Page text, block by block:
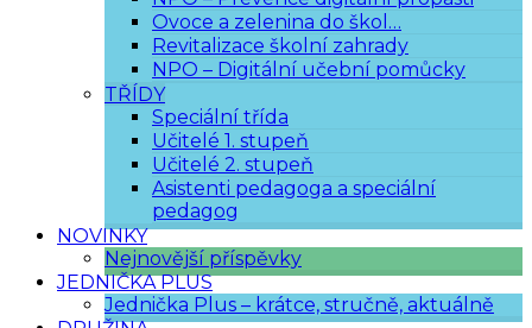
Ovoce a zelenina do škol…
Revitalizace školní zahrady
NPO – Digitální učební pomůcky
TŘÍDY
Speciální třída
Učitelé 1. stupeň
Učitelé 2. stupeň
Asistenti pedagoga a speciální
pedagog
NOVINKY
Nejnovější příspěvky
JEDNIČKA PLUS
Jednička Plus – krátce, stručně, aktuálně